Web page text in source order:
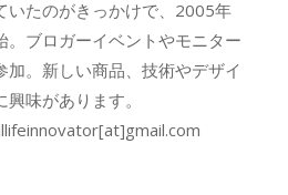
いたのがきっかけで、2005年
。ブロガーイベントやモニター
加。新しい商品、技術やデザイ
味があります。